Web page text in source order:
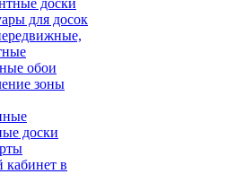
доски
для досок
обои
зоны
доски
в